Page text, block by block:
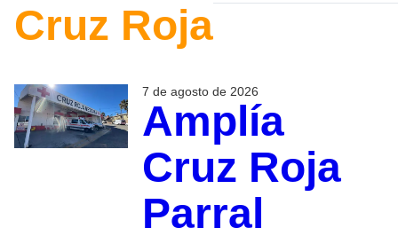
Cruz Roja
7 de agosto de 2026
Amplía
Cruz Roja
Parral